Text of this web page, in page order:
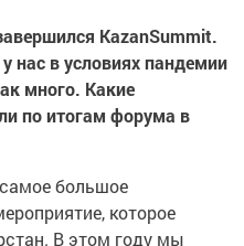
KazanSummit.
нас в условиях пандемии
много. Какие
по итогам форума в
большое
которое
В этом году мы